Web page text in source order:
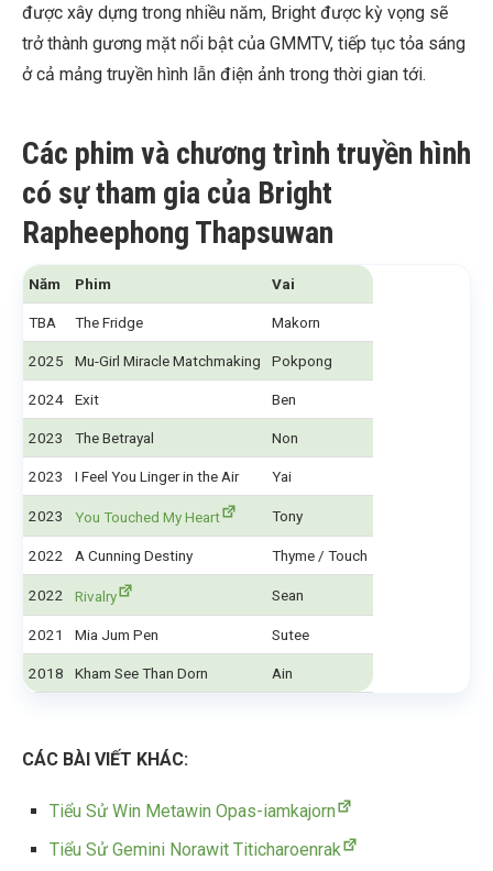
được xây dựng trong nhiều năm, Bright được kỳ vọng sẽ
trở thành gương mặt nổi bật của GMMTV, tiếp tục tỏa sáng
ở cả mảng truyền hình lẫn điện ảnh trong thời gian tới.
Các phim và chương trình truyền hình
có sự tham gia của Bright
Rapheephong Thapsuwan
Năm Phim Vai
TBA The Fridge Makorn
2025 Mu-Girl Miracle Matchmaking Pokpong
2024 Exit Ben
2023 The Betrayal Non
2023 I Feel You Linger in the Air Yai
2023 You Touched My Heart Tony
2022 A Cunning Destiny Thyme / Touch
2022 Rivalry Sean
2021 Mia Jum Pen Sutee
2018 Kham See Than Dorn Ain
CÁC BÀI VIẾT KHÁC:
Tiểu Sử Win Metawin Opas-iamkajorn
Tiểu Sử Gemini Norawit Titicharoenrak